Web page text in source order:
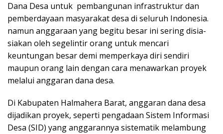
Dana Desa untuk pembangunan infrastruktur dan
pemberdayaan masyarakat desa di seluruh Indonesia.
namun anggaraan yang begitu besar ini sering disia-
siakan oleh segelintir orang untuk mencari
keuntungan besar demi memperkaya diri sendiri
maupun orang lain dengan cara menawarkan proyek
melalui anggaran dana desa.
Di Kabupaten Halmahera Barat, anggaran dana desa
dijadikan proyek, seperti pengadaan Sistem Informasi
Desa (SID) yang anggarannya sistematik melambung